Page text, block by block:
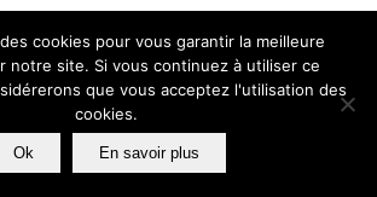
cookies pour vous garantir la meilleure
notre site. Si vous continuez à utiliser ce
que vous acceptez l'utilisation des
cookies.
Ok En savoir plus